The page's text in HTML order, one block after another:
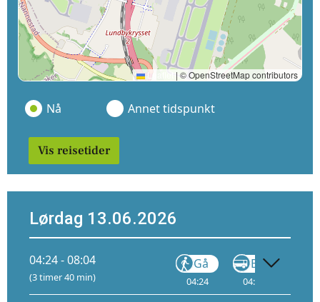
Leaflet | © OpenStreetMap contributors
Nå Annet tidspunkt
Vis reisetider
Lørdag 13.06.2026
04:24 - 08:04
(3 timer 40 min)
Gå
04:24
Buss
04:40